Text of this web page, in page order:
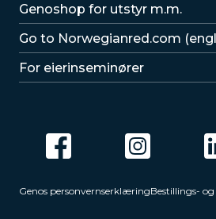
Genoshop for utstyr m.m.
Go to Norwegianred.com
For eierinseminører
Genos personvernserklæringBestillings-